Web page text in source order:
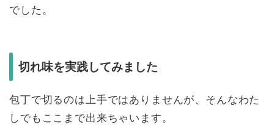
でした。
切れ味を実践してみました
包丁で切るのは上手ではありませんが、そんなわた
しでもここまで出来ちゃいます。